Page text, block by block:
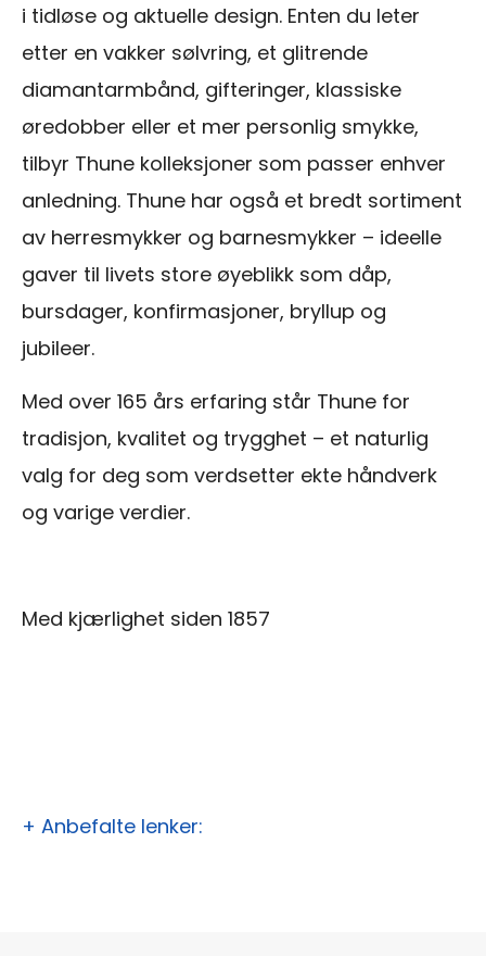
i tidløse og aktuelle design. Enten du leter
etter en vakker sølvring, et glitrende
diamantarmbånd, gifteringer, klassiske
øredobber eller et mer personlig smykke,
tilbyr Thune kolleksjoner som passer enhver
anledning. Thune har også et bredt sortiment
av herresmykker og barnesmykker – ideelle
gaver til livets store øyeblikk som dåp,
bursdager, konfirmasjoner, bryllup og
jubileer.
Med over 165 års erfaring står Thune for
tradisjon, kvalitet og trygghet – et naturlig
valg for deg som verdsetter ekte håndverk
og varige verdier.
Med kjærlighet siden 1857
+ Anbefalte lenker: